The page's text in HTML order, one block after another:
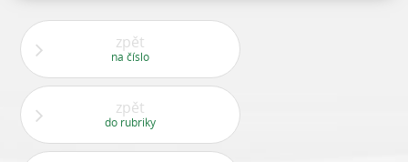
zpět
na číslo
zpět
do rubriky